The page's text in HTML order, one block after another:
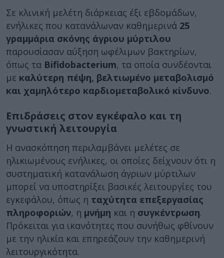
Σε κλινική μελέτη διάρκειας έξι εβδομάδων,
ενήλικες που κατανάλωναν καθημερινά 25
γραμμάρια σκόνης άγριου μύρτιλου
παρουσίασαν αύξηση ωφέλιμων βακτηρίων,
όπως τα Bifidobacterium, τα οποία συνδέονται
με καλύτερη πέψη, βελτιωμένο μεταβολισμό
και χαμηλότερο καρδιομεταβολικό κίνδυνο.
Επιδράσεις στον εγκέφαλο και τη
γνωστική λειτουργία
Η ανασκόπηση περιλαμβάνει μελέτες σε
ηλικιωμένους ενήλικες, οι οποίες δείχνουν ότι η
συστηματική κατανάλωση άγριων μύρτιλων
μπορεί να υποστηρίξει βασικές λειτουργίες του
εγκεφάλου, όπως η ταχύτητα επεξεργασίας
πληροφοριών, η μνήμη και η συγκέντρωση.
Πρόκειται για ικανότητες που συνήθως φθίνουν
με την ηλικία και επηρεάζουν την καθημερινή
λειτουργικότητα.